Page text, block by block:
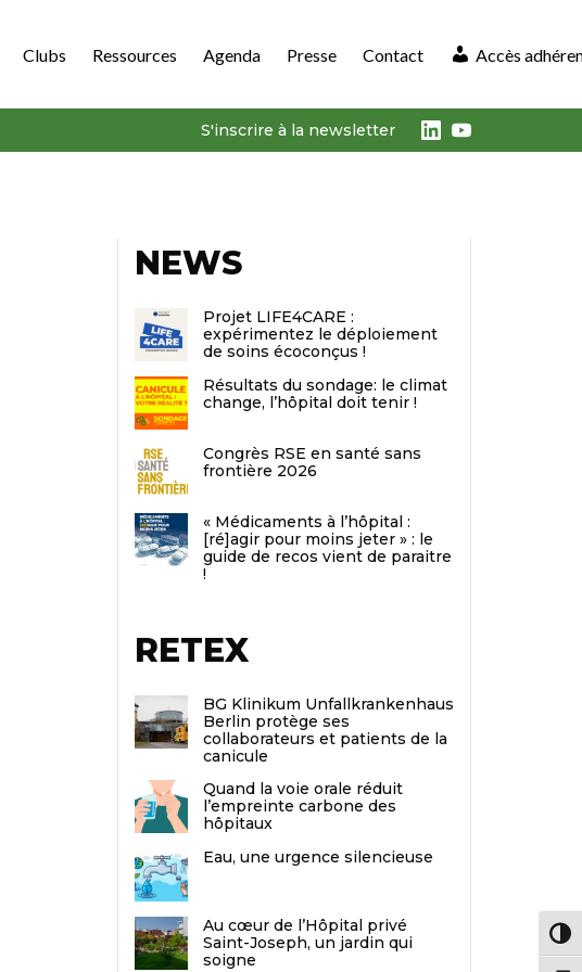
Clubs Ressources Agenda Presse Contact Accès
S'inscrire à la newsletter LinkedIn
Youtube
NEWS
Projet LIFE4CARE :
expérimentez le déploiement
de soins écoconçus !
Résultats du sondage: le climat
change, l’hôpital doit tenir !
Congrès RSE en santé sans
frontière 2026
« Médicaments à l’hôpital :
[ré]agir pour moins jeter » : le
guide de recos vient de paraitre
!
RETEX
BG Klinikum Unfallkrankenhaus
Berlin protège ses
collaborateurs et patients de la
canicule
Quand la voie orale réduit
l’empreinte carbone des
hôpitaux
Eau, une urgence silencieuse
Au cœur de l’Hôpital privé
Saint-Joseph, un jardin qui
soigne